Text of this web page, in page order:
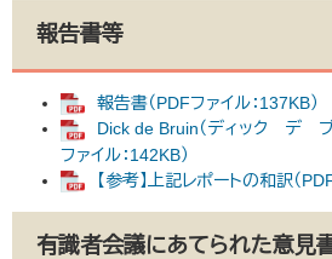
報告書等
報告書（PDFファイル：137KB）
Dick de Bruin（ディック デ ブ
ファイル：142KB）
【参考】上記レポートの和訳（
有識者会議にあてられた意見